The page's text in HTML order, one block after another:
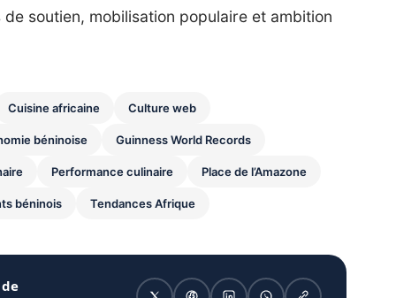
soutien, mobilisation populaire et ambition
Cuisine africaine Culture web
béninoise Guinness World Records
Performance culinaire Place de l’Amazone
béninois Tendances Afrique